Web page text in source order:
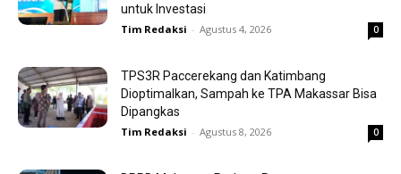
untuk Investasi
Tim Redaksi - Agustus 4, 2026 0
TPS3R Paccerekang dan Katimbang
Dioptimalkan, Sampah ke TPA Makassar Bisa
Dipangkas
Tim Redaksi - Agustus 8, 2026 0